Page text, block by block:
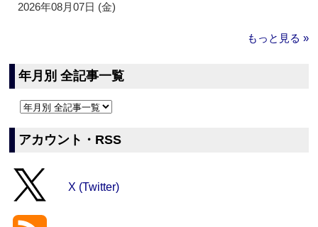
2026年08月07日 (金)
もっと見る »
年月別 全記事一覧
アカウント・RSS
X (Twitter)